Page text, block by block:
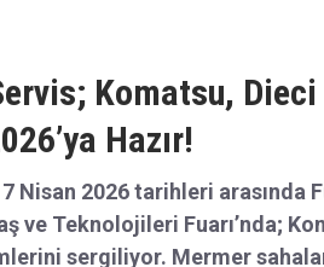
Komatsu, Dieci
Hazır!
Nisan 2026 tarihleri arasında